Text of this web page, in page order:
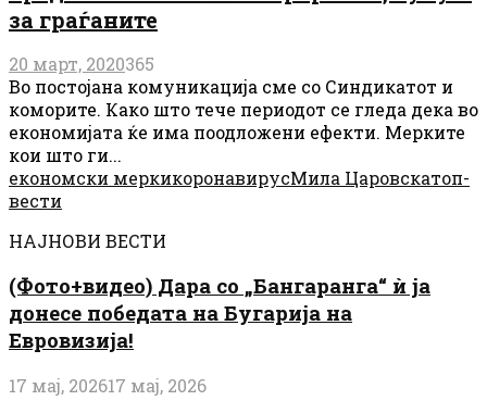
за граѓаните
20 март, 2020365
Во постојана комуникација сме со Синдикатот и
коморите. Како што тече периодот се гледа дека во
економијата ќе има поодложени ефекти. Мерките
кои што ги...
економски меркикоронавирусМила Царовскатоп-
вести
НАЈНОВИ ВЕСТИ
(Фото+видео) Дара со „Бангаранга“ ѝ ја
донесе победата на Бугарија на
Евровизија!
17 мај, 202617 мај, 2026